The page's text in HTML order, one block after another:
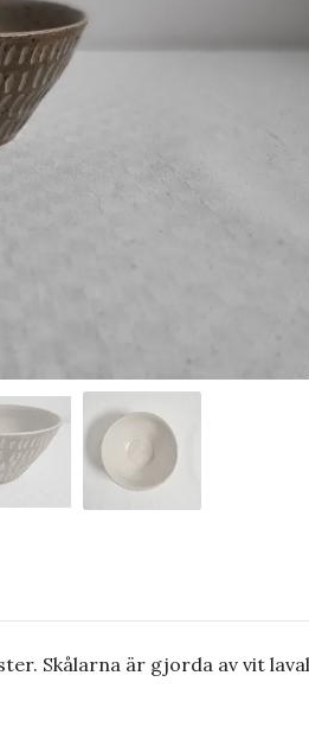
Skålarna är gjorda av vit